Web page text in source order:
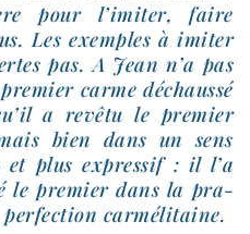
pour l’i­mi­ter, faire
Les exemples à imi­ter
pas. A Jean n’a pas
carme déchaus­sé
a revê­tu le pre­mier
bien dans un sens
et plus expres­sif : il l’a
le pre­mier dans la pra­
carmélitaine.